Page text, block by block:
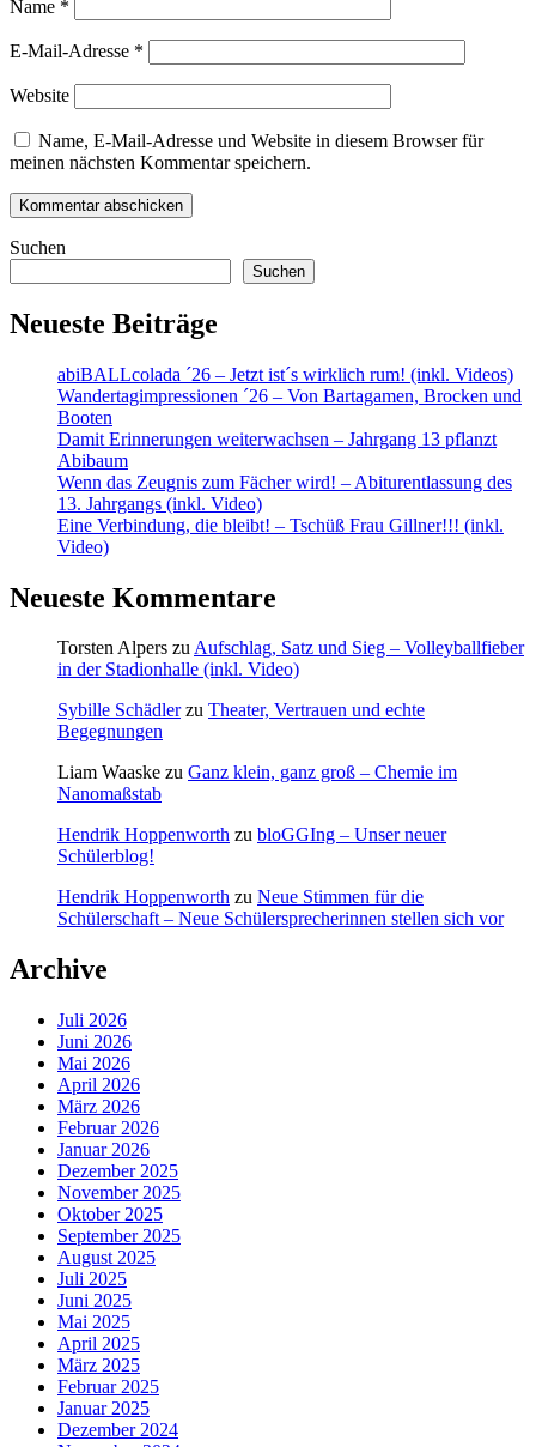
Name *
E-Mail-Adresse *
Website
Name, E-Mail-Adresse und Website in diesem Browser für
meinen nächsten Kommentar speichern.
Suchen
Suchen
Neueste Beiträge
abiBALLcolada ´26 – Jetzt ist´s wirklich rum! (inkl. Videos)
Wandertagimpressionen ´26 – Von Bartagamen, Brocken und
Booten
Damit Erinnerungen weiterwachsen – Jahrgang 13 pflanzt
Abibaum
Wenn das Zeugnis zum Fächer wird! – Abiturentlassung des
13. Jahrgangs (inkl. Video)
Eine Verbindung, die bleibt! – Tschüß Frau Gillner!!! (inkl.
Video)
Neueste Kommentare
Torsten Alpers zuAufschlag, Satz und Sieg – Volleyballfieber
in der Stadionhalle (inkl. Video)
Sybille Schädlerzu Theater, Vertrauen und echte
Begegnungen
Liam Waaske zu Ganz klein, ganz groß – Chemie im
Nanomaßstab
Hendrik Hoppenworth zu bloGGIng – Unser neuer
Schülerblog!
Hendrik Hoppenworth zu Neue Stimmen für die
Schülerschaft – Neue Schülersprecherinnen stellen sich vor
Archive
Juli 2026
Juni 2026
Mai 2026
April 2026
März 2026
Februar 2026
Januar 2026
Dezember 2025
November 2025
Oktober 2025
September 2025
August 2025
Juli 2025
Juni 2025
Mai 2025
April 2025
März 2025
Februar 2025
Januar 2025
Dezember 2024